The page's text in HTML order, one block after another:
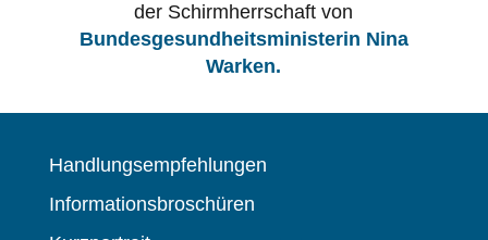
der Schirmherrschaft von
Bundesgesundheitsministerin Nina
Warken.
Handlungsempfehlungen
Informationsbroschüren